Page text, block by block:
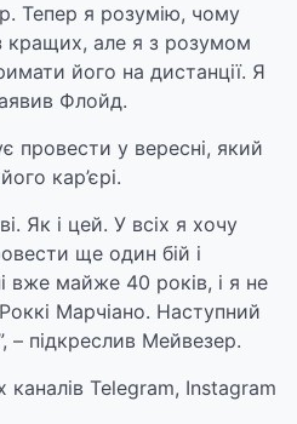
Тепер я розумію, чому
але я з розумом
його на дистанції. Я
Флойд.
провести у вересні, який
кар’єрі.
Як і цей. У всіх я хочу
ще один бій і
вже майже 40 років, і я не
Марчіано. Наступний
– підкреслив Мейвезер.
Telegram, Instagram